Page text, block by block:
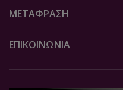
ΜΕΤΆΦΡΑΣΗ
ΕΠΙΚΟΙΝΩΝΙΑ